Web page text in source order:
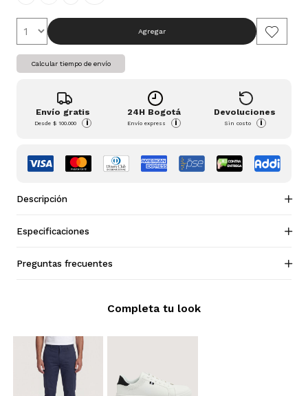
Agregar
Calcular tiempo de envío
Envío gratis
Desde$ 100.000 i
24H Bogotá
Envío express i
Devoluciones
Sin costo i
Descripción
Especificaciones
Preguntas frecuentes
Completa tu look